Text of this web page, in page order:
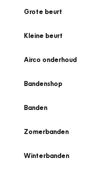
Grote beurt
Kleine beurt
Airco onderhoud
Bandenshop
Banden
Zomerbanden
Winterbanden